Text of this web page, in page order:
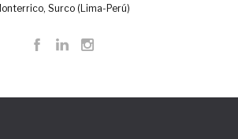
Surco (Lima-Perú)